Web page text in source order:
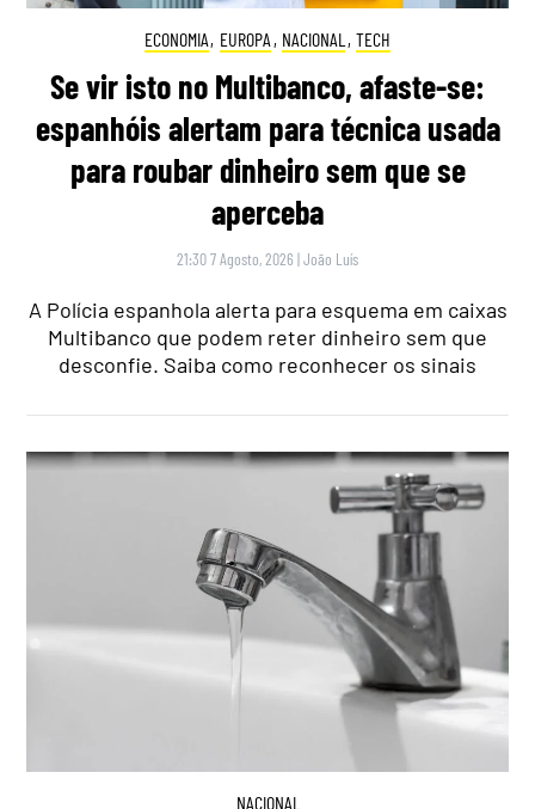
ECONOMIA, EUROPA , NACIONAL , TECH
Se vir isto no Multibanco, afaste-se:
espanhóis alertam para técnica usada
para roubar dinheiro sem que se
aperceba
21:30 7 Agosto, 2026 |João Luís
A Polícia espanhola alerta para esquema em caixas
Multibanco que podem reter dinheiro sem que
desconfie. Saiba como reconhecer os sinais
NACIONAL